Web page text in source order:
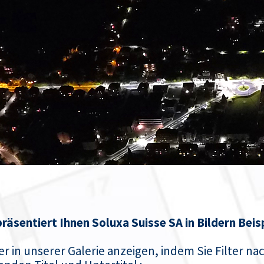
Ihnen Soluxa Suisse SA in Bildern
in unserer Galerie anzeigen, indem Sie Filter